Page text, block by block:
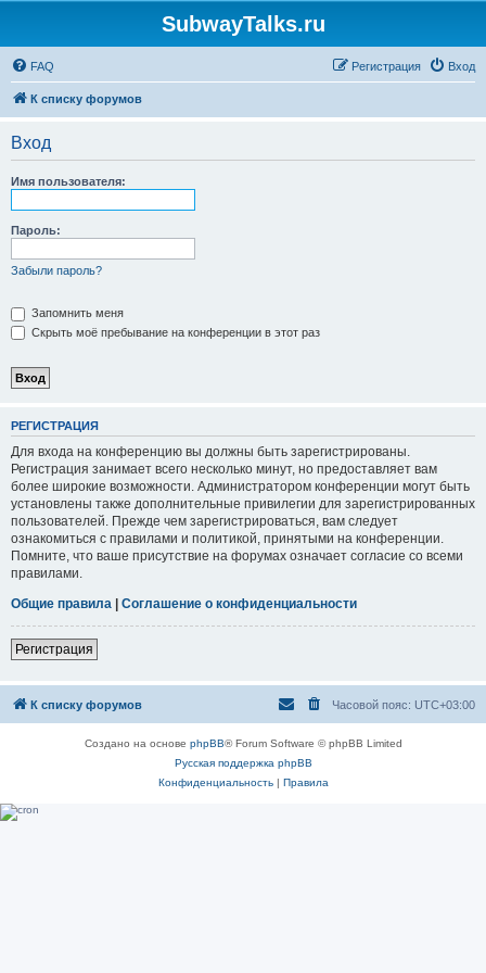
SubwayTalks.ru
FAQ Вход
Регистрация
К списку форумов
Вход
Имя пользователя:
Пароль:
Забыли пароль?
Запомнить меня
Скрыть моё пребывание на конференции в этот раз
РЕГИСТРАЦИЯ
Для входа на конференцию вы должны быть зарегистрированы.
Регистрация занимает всего несколько минут, но предоставляет вам
более широкие возможности. Администратором конференции могут быть
установлены также дополнительные привилегии для зарегистрированных
пользователей. Прежде чем зарегистрироваться, вам следует
ознакомиться с правилами и политикой, принятыми на конференции.
Помните, что ваше присутствие на форумах означает согласие со всеми
правилами.
Общие правила | Соглашение о конфиденциальности
Регистрация
К списку форумов Часовой пояс: UTC+03:00
Создано на основе phpBB® Forum Software © phpBB Limited
Русская поддержка phpBB
Конфиденциальность| Правила